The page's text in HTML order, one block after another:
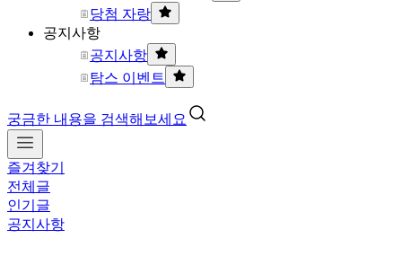
당첨 자랑
공지사항
공지사항
탐스 이벤트
궁금한 내용을 검색해보세요
즐겨찾기
전체글
인기글
공지사항